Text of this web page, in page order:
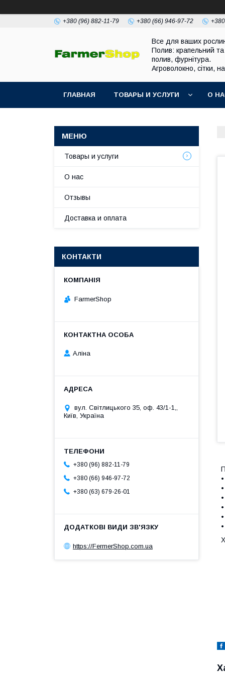
+380 (96) 882-11-79 +380 (66) 946-97-72
Все для ваших
Полив: крапельний та
полив, фурнітура.
Агроволокно, сітки,
ГЛАВНАЯ ТОВАРЫ И УСЛУГИ О
Товары и услуги
О нас
Отзывы
Доставка и оплата
КОНТАКТИ
FarmerShop
Аліна
вул. Світлицького 35, оф. 43/1-1,,
Київ, Україна
+380 (96) 882-11-79
+380 (66) 946-97-72
+380 (63) 679-26-01
https://FermerShop.com.ua